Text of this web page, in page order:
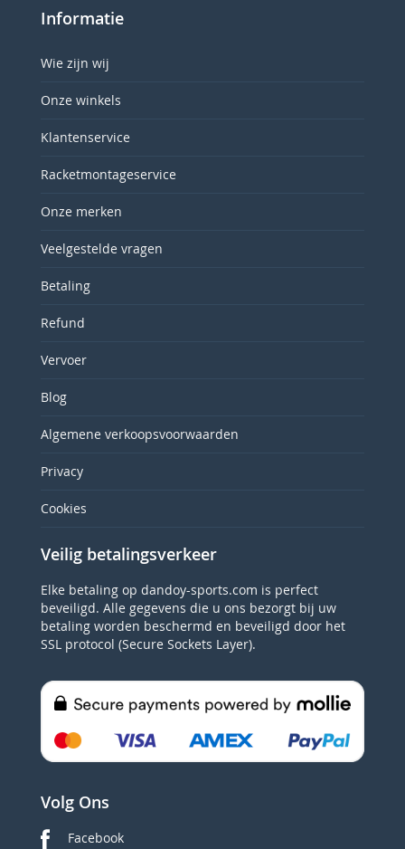
Informatie
Wie zijn wij
Onze winkels
Klantenservice
Racketmontageservice
Onze merken
Veelgestelde vragen
Betaling
Refund
Vervoer
Blog
Algemene verkoopsvoorwaarden
Privacy
Cookies
Veilig betalingsverkeer
Elke betaling op dandoy-sports.com is perfect
beveiligd. Alle gegevens die u ons bezorgt bij uw
betaling worden beschermd en beveiligd door het
SSL protocol (Secure Sockets Layer).
Volg Ons
Facebook